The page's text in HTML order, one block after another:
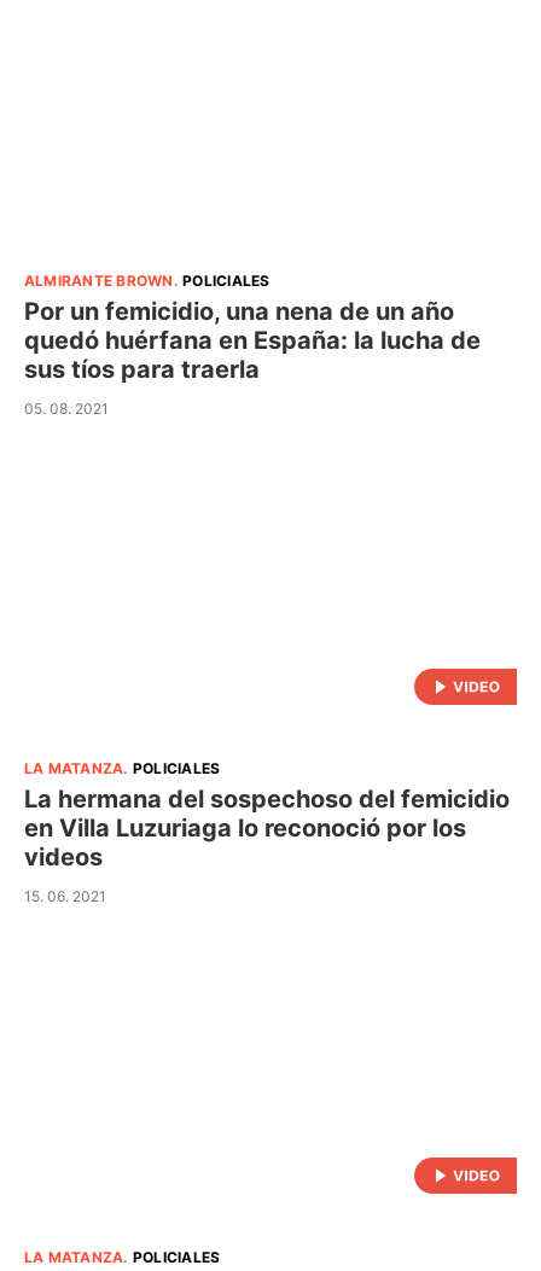
ALMIRANTE BROWN .POLICIALES
Por un femicidio, una nena de un año
quedó huérfana en España: la lucha de
sus tíos para traerla
05. 08. 2021
LA MATANZA. POLICIALES
La hermana del sospechoso del femicidio
en Villa Luzuriaga lo reconoció por los
videos
15. 06. 2021
LA MATANZA. POLICIALES